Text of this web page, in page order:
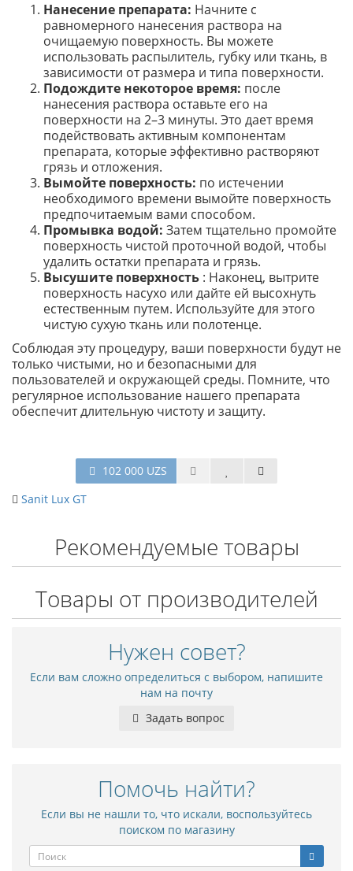
Нанесение препарата: Начните с
равномерного нанесения раствора на
очищаемую поверхность. Вы можете
использовать распылитель, губку или ткань, в
зависимости от размера и типа поверхности.
Подождите некоторое время: после
нанесения раствора оставьте его на
поверхности на 2–3 минуты. Это дает время
подействовать активным компонентам
препарата, которые эффективно растворяют
грязь и отложения.
Вымойте поверхность: по истечении
необходимого времени вымойте поверхность
предпочитаемым вами способом.
Промывка водой: Затем тщательно промойте
поверхность чистой проточной водой, чтобы
удалить остатки препарата и грязь.
Высушите поверхность : Наконец, вытрите
поверхность насухо или дайте ей высохнуть
естественным путем. Используйте для этого
чистую сухую ткань или полотенце.
Соблюдая эту процедуру, ваши поверхности будут не
только чистыми, но и безопасными для
пользователей и окружающей среды. Помните, что
регулярное использование нашего препарата
обеспечит длительную чистоту и защиту.
102 000 UZS
Sanit Lux GT
Рекомендуемые товары
Товары от производителей
Нужен совет?
Если вам сложно определиться с выбором, напишите
нам на почту
Задать вопрос
Помочь найти?
Если вы не нашли то, что искали, воспользуйтесь
поиском по магазину